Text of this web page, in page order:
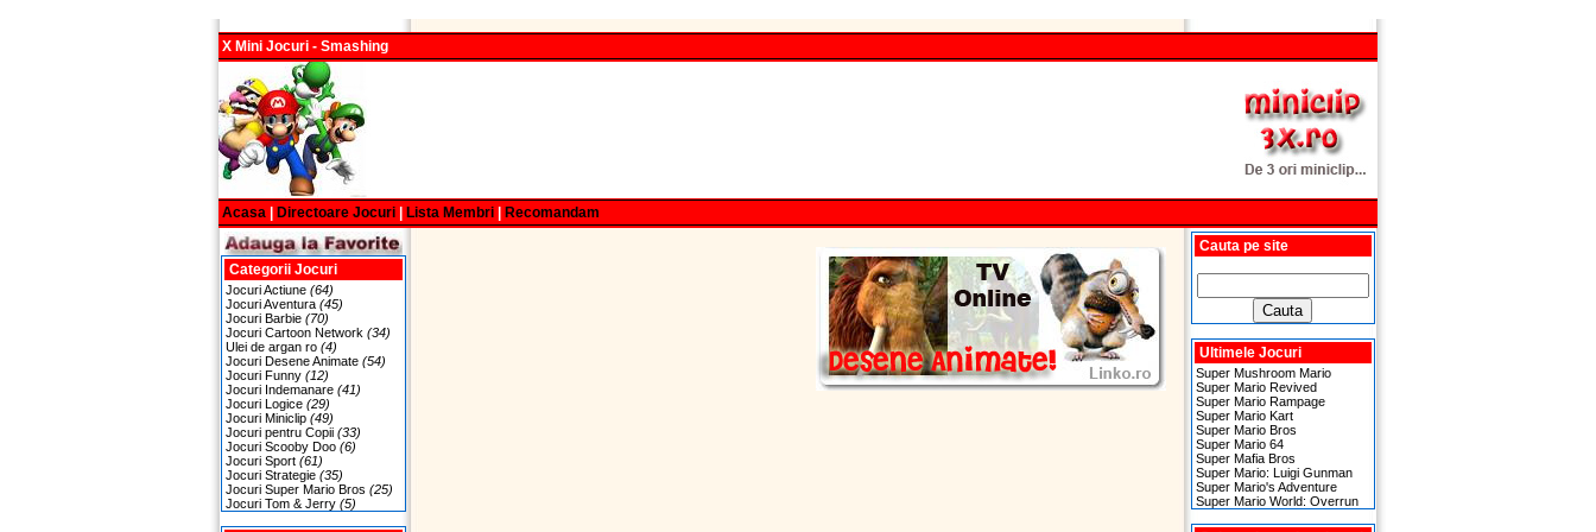
X Mini Jocuri - Smashing
Acasa Directoare Jocuri Lista Membri Recomandam
Categorii Jocuri
Jocuri Actiune (64)
Jocuri Aventura (45)
Jocuri Barbie (70)
Jocuri Cartoon Network (34)
Ulei de argan ro (4)
Jocuri Desene Animate (54)
Jocuri Funny (12)
Jocuri Indemanare (41)
Jocuri Logice (29)
Jocuri Miniclip (49)
Jocuri pentru Copii (33)
Jocuri Scooby Doo (6)
Jocuri Sport (61)
Jocuri Strategie (35)
Jocuri Super Mario Bros (25)
Jocuri Tom & Jerry (5)
Cauta pe site
Ultimele Jocuri
Super Mushroom Mario
Super Mario Revived
Super Mario Rampage
Super Mario Kart
Super Mario Bros
Super Mario 64
Super Mafia Bros
Super Mario: Luigi Gunman
Super Mario's Adventure
Super Mario World: Overrun